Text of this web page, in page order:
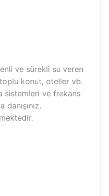
ve sürekli su veren
konut, oteller vb.
sistemleri ve frekans